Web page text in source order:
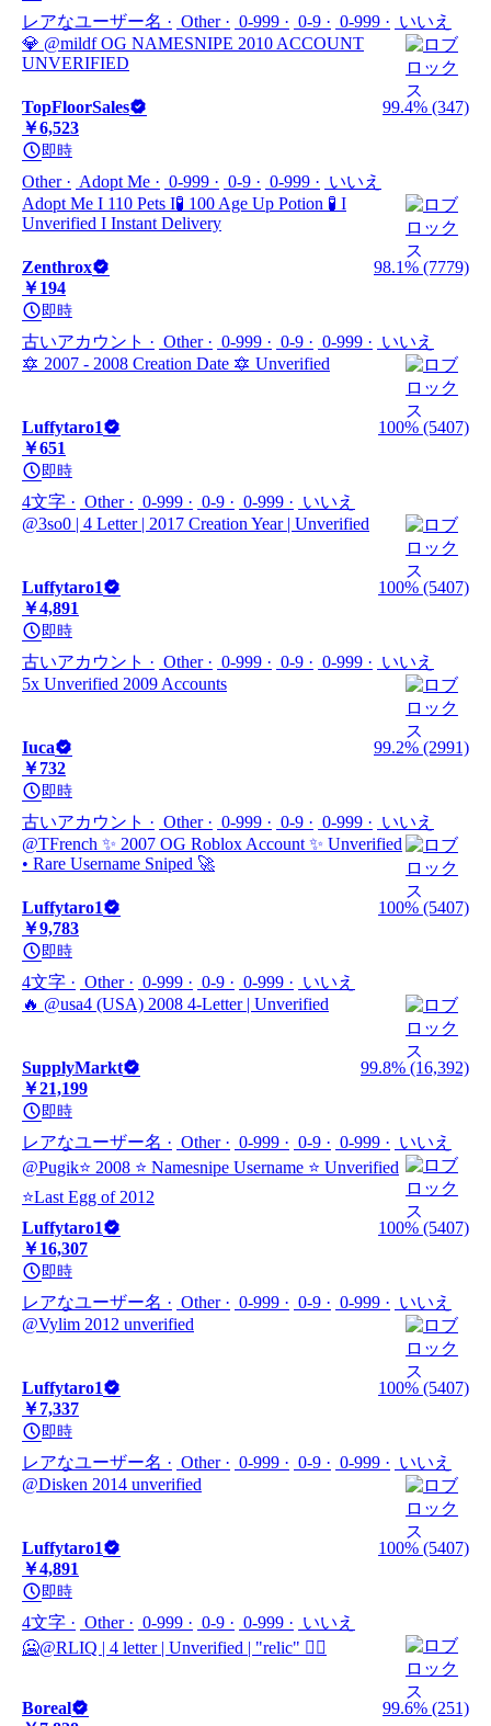
レアなユーザー名 Other 0-999 0-9 0-999
いいえ
💎 @mildf OG NAMESNIPE 2010 ACCOUNT
UNVERIFIED
TopFloorSales
99.4% (347)
￥6,523
即時
Other Adopt Me 0-999 0-9 0-999
いいえ
Adopt Me I 110 Pets I🧪 100 Age Up Potion 🧪 I
Unverified I Instant Delivery
Zenthrox
98.1% (7779)
￥194
即時
古いアカウント Other 0-999 0-9 0-999
いいえ
🔯 2007 - 2008 Creation Date 🔯 Unverified
Luffytaro1
100% (5407)
￥651
即時
4文字 Other 0-999 0-9 0-999
いいえ
@3so0 | 4 Letter | 2017 Creation Year | Unverified
Luffytaro1
100% (5407)
￥4,891
即時
古いアカウント Other 0-999 0-9 0-999
いいえ
5x Unverified 2009 Accounts
Iuca
99.2% (2991)
￥732
即時
古いアカウント Other 0-999 0-9 0-999
いいえ
@TFrench ✨ 2007 OG Roblox Account ✨ Unverified
• Rare Username Sniped 🚀
Luffytaro1
100% (5407)
￥9,783
即時
4文字 Other 0-999 0-9 0-999
いいえ
🔥 @usa4 (USA) 2008 4-Letter | Unverified
SupplyMarkt
99.8% (16,392)
￥21,199
即時
レアなユーザー名 Other 0-999 0-9 0-999
いいえ
@Pugik⭐ 2008 ⭐ Namesnipe Username ⭐ Unverified
⭐Last Egg of 2012
Luffytaro1
100% (5407)
￥16,307
即時
レアなユーザー名 Other 0-999 0-9 0-999
いいえ
@Vylim 2012 unverified
Luffytaro1
100% (5407)
￥7,337
即時
レアなユーザー名 Other 0-999 0-9 0-999
いいえ
@Disken 2014 unverified
Luffytaro1
100% (5407)
￥4,891
即時
4文字 Other 0-999 0-9 0-999
いいえ
🥶@RLIQ | 4 letter | Unverified | "relic" ❤️‍🔥
Boreal
99.6% (251)